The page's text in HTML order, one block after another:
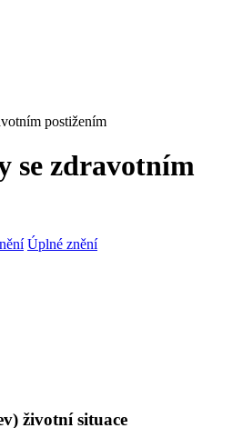
postižením
se zdravotním
Úplné znění
životní situace